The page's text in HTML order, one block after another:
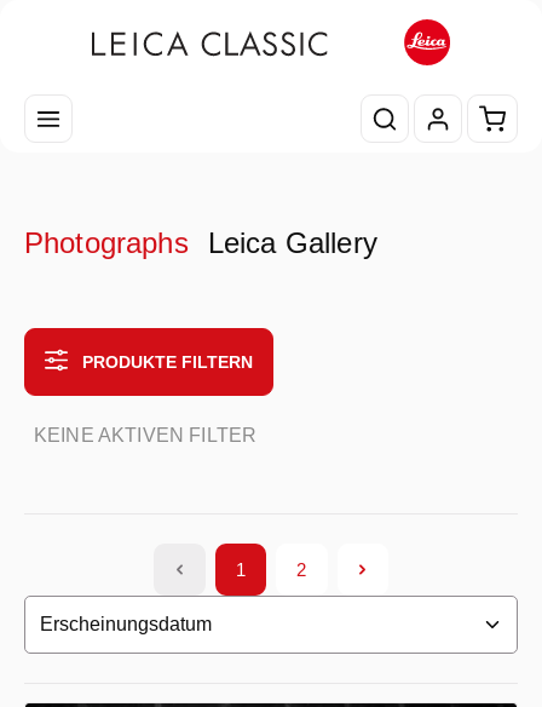
Photographs Leica Gallery
PRODUKTE FILTERN
KEINE AKTIVEN FILTER
Seite
1
Seite
2